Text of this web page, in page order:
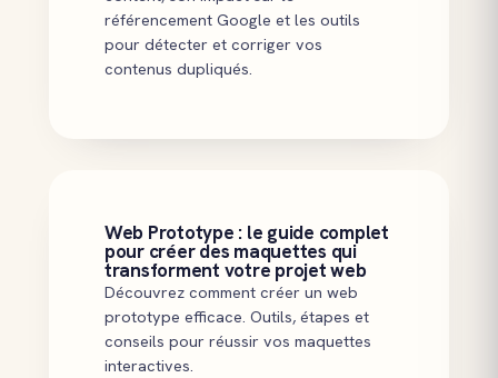
référencement Google et les outils
pour détecter et corriger vos
contenus dupliqués.
Web Prototype : le guide complet
pour créer des maquettes qui
transforment votre projet web
Découvrez comment créer un web
prototype efficace. Outils, étapes et
conseils pour réussir vos maquettes
interactives.